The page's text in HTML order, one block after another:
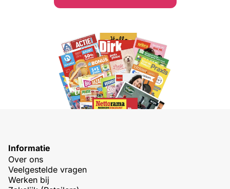
Informatie
Over ons
Veelgestelde vragen
Werken bij